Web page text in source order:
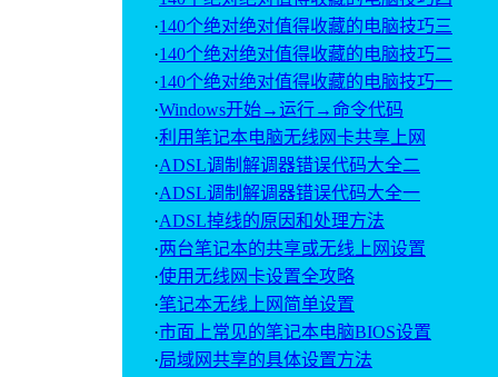
·140个绝对绝对值得收藏的电脑技巧三
·140个绝对绝对值得收藏的电脑技巧二
·140个绝对绝对值得收藏的电脑技巧一
·Windows开始→运行→命令代码
·利用笔记本电脑无线网卡共享上网
·ADSL调制解调器错误代码大全二
·ADSL调制解调器错误代码大全一
·ADSL掉线的原因和处理方法
·两台笔记本的共享或无线上网设置
·使用无线网卡设置全攻略
·笔记本无线上网简单设置
·市面上常见的笔记本电脑BIOS设置
·局域网共享的具体设置方法